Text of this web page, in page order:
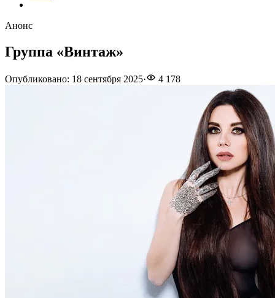
Анонс
Группа «Винтаж»
Опубликовано: 18 сентября 2025· 4 178